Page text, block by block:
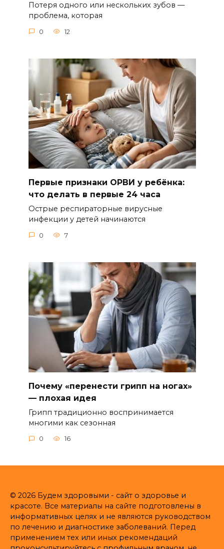
Потеря одного или нескольких зубов —
проблема, которая
0 12
Первые признаки ОРВИ у ребёнка:
что делать в первые 24 часа
Острые респираторные вирусные
инфекции у детей начинаются
0 7
Почему «перенести грипп на ногах»
— плохая идея
Грипп традиционно воспринимается
многими как сезонная
0 16
© 2026 Будем здоровыми - сайт о здоровье и
красоте. Все материалы на сайте подготовлены в
информативных целях и не являются руководством
по лечению и диагностике заболеваний. Перед
применением тех или иных рекомендаций